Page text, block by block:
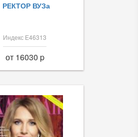
РЕКТОР ВУЗа
Индекс Е46313
от 16030 p